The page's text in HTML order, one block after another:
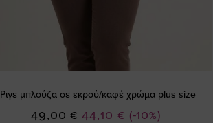
Ριγε μπλούζα σε εκρού/καφέ χρώμα plus size
(-10%)
Ειδική
44,10 €
49,00 €